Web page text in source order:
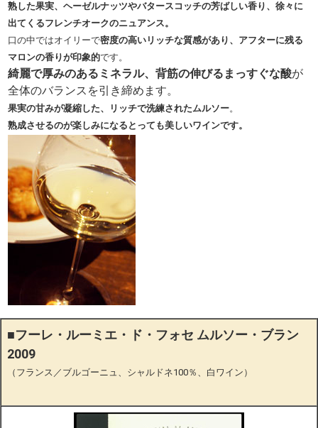
熟した果実、ヘーゼルナッツやバタースコッチの芳ばしい香り、徐々に
出てくるフレンチオークのニュアンス。
口の中ではオイリーで密度の高いリッチな質感があり、アフターに残る
マロンの香りが印象的です。
綺麗で厚みのあるミネラル、背筋の伸びるまっすぐな酸が
全体のバランスを引き締めます。
果実の甘みが凝縮した、リッチで洗練されたムルソー。
熟成させるのが楽しみになるとっても美しいワインです。
■フーレ・ルーミエ・ド・フォセ ムルソー・ブラン
2009
（フランス／ブルゴーニュ、シャルドネ100％、白ワイン）